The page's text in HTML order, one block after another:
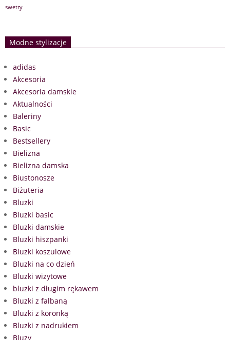
swetry
Modne stylizacje
adidas
Akcesoria
Akcesoria damskie
Aktualności
Baleriny
Basic
Bestsellery
Bielizna
Bielizna damska
Biustonosze
Biżuteria
Bluzki
Bluzki basic
Bluzki damskie
Bluzki hiszpanki
Bluzki koszulowe
Bluzki na co dzień
Bluzki wizytowe
bluzki z długim rękawem
Bluzki z falbaną
Bluzki z koronką
Bluzki z nadrukiem
Bluzy